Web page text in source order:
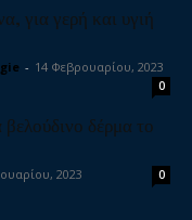
για γερή και υγιή
- 14 Φεβρουαρίου, 2023
0
δέρμα το
2023 0